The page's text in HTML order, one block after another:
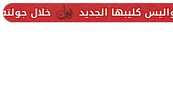
خلال جولته بمطروح: رئيس